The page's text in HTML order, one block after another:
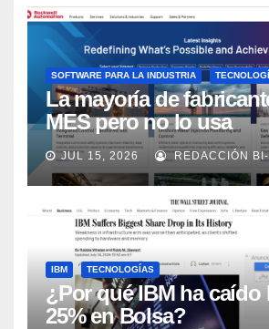
SOFTWARE PARA LA INDUSTRIA
La mayoría de
MES pero no lo usa
adecuadamente, según
Automation
JUL 15, 2026 REDACCIÓN
IBM TECNOLOGÍAS
¿Por qué IBM ha caído
25% en Bolsa?